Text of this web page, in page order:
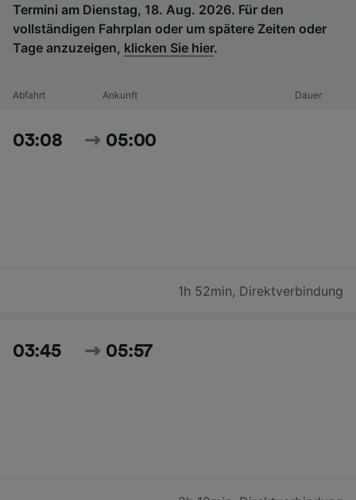
Termini am Dienstag, 18. Aug. 2026. Für den
vollständigen Fahrplan oder um spätere Zeiten oder
Tage anzuzeigen, klicken Sie hier.
Abfahrt Ankunft Dauer
03:08 05:00
1h 52min, Direktverbindung
03:45 05:57